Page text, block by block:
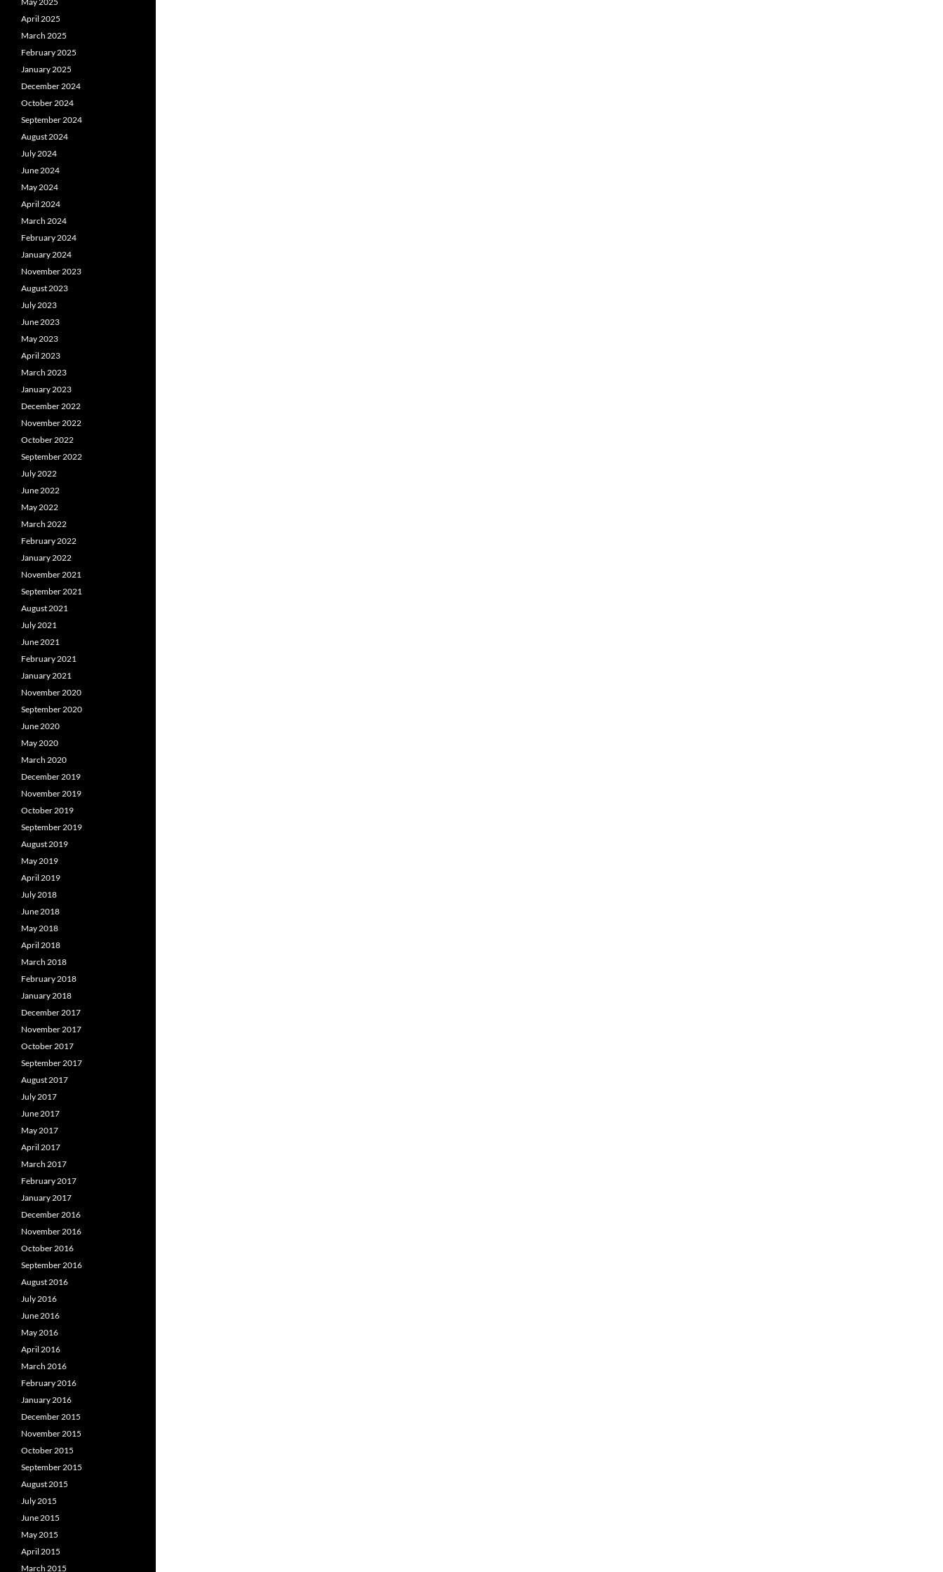
April 2025
March 2025
February 2025
January 2025
December 2024
October 2024
September 2024
August 2024
July 2024
June 2024
May 2024
April 2024
March 2024
February 2024
January 2024
November 2023
August 2023
July 2023
June 2023
May 2023
April 2023
March 2023
January 2023
December 2022
November 2022
October 2022
September 2022
July 2022
June 2022
May 2022
March 2022
February 2022
January 2022
November 2021
September 2021
August 2021
July 2021
June 2021
February 2021
January 2021
November 2020
September 2020
June 2020
May 2020
March 2020
December 2019
November 2019
October 2019
September 2019
August 2019
May 2019
April 2019
July 2018
June 2018
May 2018
April 2018
March 2018
February 2018
January 2018
December 2017
November 2017
October 2017
September 2017
August 2017
July 2017
June 2017
May 2017
April 2017
March 2017
February 2017
January 2017
December 2016
November 2016
October 2016
September 2016
August 2016
July 2016
June 2016
May 2016
April 2016
March 2016
February 2016
January 2016
December 2015
November 2015
October 2015
September 2015
August 2015
July 2015
June 2015
May 2015
April 2015
March 2015